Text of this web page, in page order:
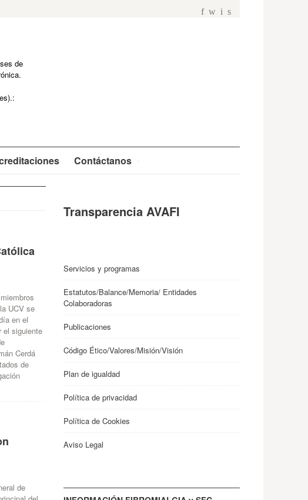
f w i s
de
Contáctanos
UCV se
en el
el siguiente
Cerdá
de
de
Transparencia AVAFI
Servicios y programas
Estatutos/Balance/Memoria/ Entidades
Colaboradoras
Publicaciones
Código Ético/Valores/Misión/Visión
Plan de igualdad
Política de privacidad
Política de Cookies
Aviso Legal